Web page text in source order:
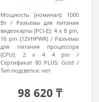
Мощность (номинал):
1000
Вт
Разъемы для питания
видеокарты (PCI-E): 4 x 8 pin,
16 pin (12VHPWR)
Разъемы
для питания процессора
(CPU):
2 x 4 4 pin
Сертификат 80 PLUS: Gold
Тип подсветки: нет
98 620 ₸